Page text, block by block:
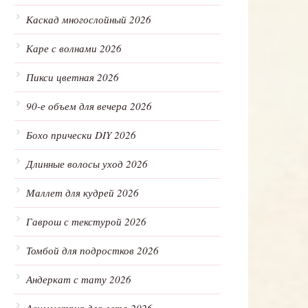
Каскад многослойный 2026
Каре с волнами 2026
Пикси цветная 2026
90-е объем для вечера 2026
Бохо прически DIY 2026
Длинные волосы уход 2026
Маллет для кудрей 2026
Гаврош с текстурой 2026
Томбой для подростков 2026
Андеркат с тату 2026